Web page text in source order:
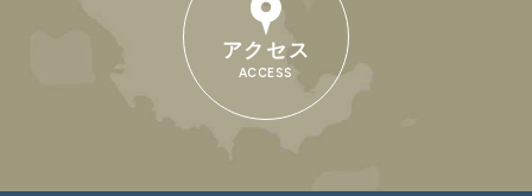
アクセス
ACCESS